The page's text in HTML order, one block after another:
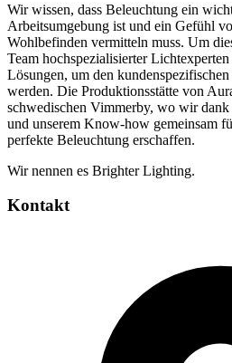
Wir wissen, dass Beleuchtung ein
Arbeitsumgebung ist und ein Gefühl
Wohlbefinden vermitteln muss. Um
Team hochspezialisierter
Lösungen, um den
werden. Die Produktionsstätte von
schwedischen Vimmerby, wo wir dank
und unserem Know-how gemeinsam
perfekte Beleuchtung erschaffen.
Wir nennen es Brighter Lighting.
Kontakt